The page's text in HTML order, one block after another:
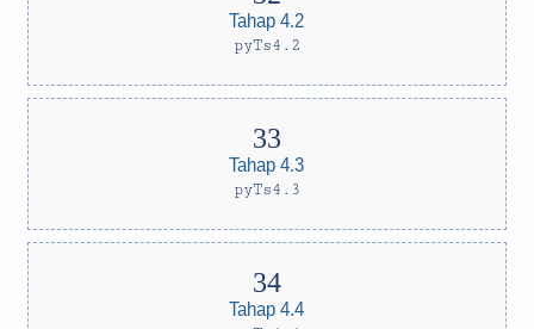
Tahap 4.2
pyTs4.2
Tahap 4.3
pyTs4.3
Tahap 4.4